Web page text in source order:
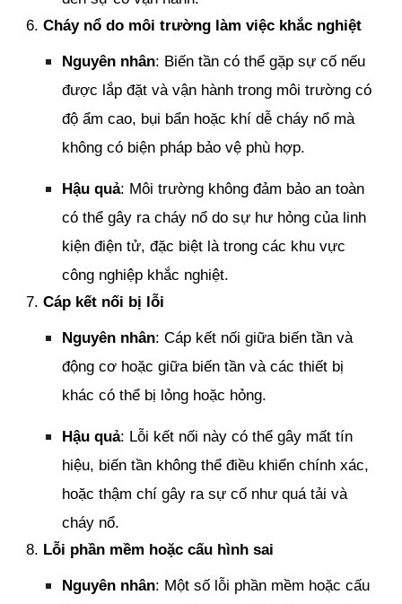
6.Cháy nổ do môi trường làm việc khắc nghiệt
Nguyên nhân: Biến tần có thể gặp sự cố nếu
được lắp đặt và vận hành trong môi trường có
độ ẩm cao, bụi bẩn hoặc khí dễ cháy nổ mà
không có biện pháp bảo vệ phù hợp.
Hậu quả: Môi trường không đảm bảo an toàn
có thể gây ra cháy nổ do sự hư hỏng của linh
kiện điện tử, đặc biệt là trong các khu vực
công nghiệp khắc nghiệt.
7.Cáp kết nối bị lỗi
Nguyên nhân: Cáp kết nối giữa biến tần và
động cơ hoặc giữa biến tần và các thiết bị
khác có thể bị lỏng hoặc hỏng.
Hậu quả: Lỗi kết nối này có thể gây mất tín
hiệu, biến tần không thể điều khiển chính xác,
hoặc thậm chí gây ra sự cố như quá tải và
cháy nổ.
8. Lỗi phần mềm hoặc cấu hình sai
Nguyên nhân: Một số lỗi phần mềm hoặc cấu